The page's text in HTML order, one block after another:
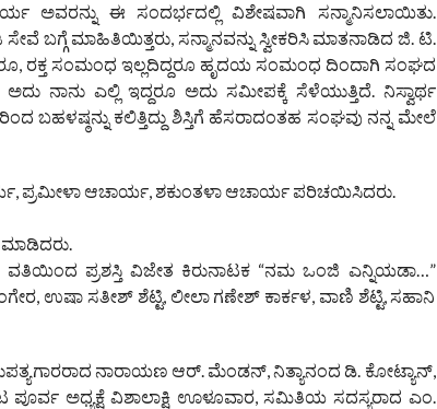
ಅವರನ್ನು ಈ ಸಂದರ್ಭದಲ್ಲಿ ವಿಶೇಷವಾಗಿ ಸನ್ಮಾನಿಸಲಾಯಿತು.
ಬಗ್ಗೆ ಮಾಹಿತಿಯಿತ್ತರು, ಸನ್ಮಾನವನ್ನು ಸ್ವೀಕರಿಸಿ ಮಾತನಾಡಿದ ಜಿ. ಟಿ.
ರಕ್ತ ಸಂಮಂಧ ಇಲ್ಲದಿದ್ದರೂ ಹೃದಯ ಸಂಮಂಧ ದಿಂದಾಗಿ ಸಂಘದ
ನಾನು ಎಲ್ಲಿ ಇದ್ದರೂ ಅದು ಸಮೀಪಕ್ಕೆ ಸೆಳೆಯುತ್ತಿದೆ. ನಿಸ್ವಾರ್ಥ
ಬಹಳಷ್ಠನ್ನು ಕಲಿತ್ತಿದ್ದು ಶಿಸ್ತಿಗೆ ಹೆಸರಾದಂತಹ ಸಂಘವು ನನ್ನ ಮೇಲೆ
ಪ್ರಮೀಳಾ ಆಚಾರ್ಯ, ಶಕುಂತಳಾ ಆಚಾರ್ಯ ಪರಿಚಯಿಸಿದರು.
ಮಾಡಿದರು.
ಪ್ರಶಸ್ತಿ ವಿಜೇತ ಕಿರುನಾಟಕ “ನಮ ಒಂಜಿ ಎನ್ನಿಯಡಾ…”
ಉಷಾ ಸತೀಶ್ ಶೆಟ್ಟಿ, ಲೀಲಾ ಗಣೇಶ್ ಕಾರ್ಕಳ, ವಾಣಿ ಶೆಟ್ಟಿ, ಸಹಾನಿ
ನಾರಾಯಣ ಆರ್. ಮೆಂಡನ್, ನಿತ್ಯಾನಂದ ಡಿ. ಕೋಟ್ಯಾನ್,
ಪೂರ್ವ ಅಧ್ಯಕ್ಷೆ ವಿಶಾಲಾಕ್ಷಿ ಊಳೂವಾರ, ಸಮಿತಿಯ ಸದಸ್ಯರಾದ ಎಂ.